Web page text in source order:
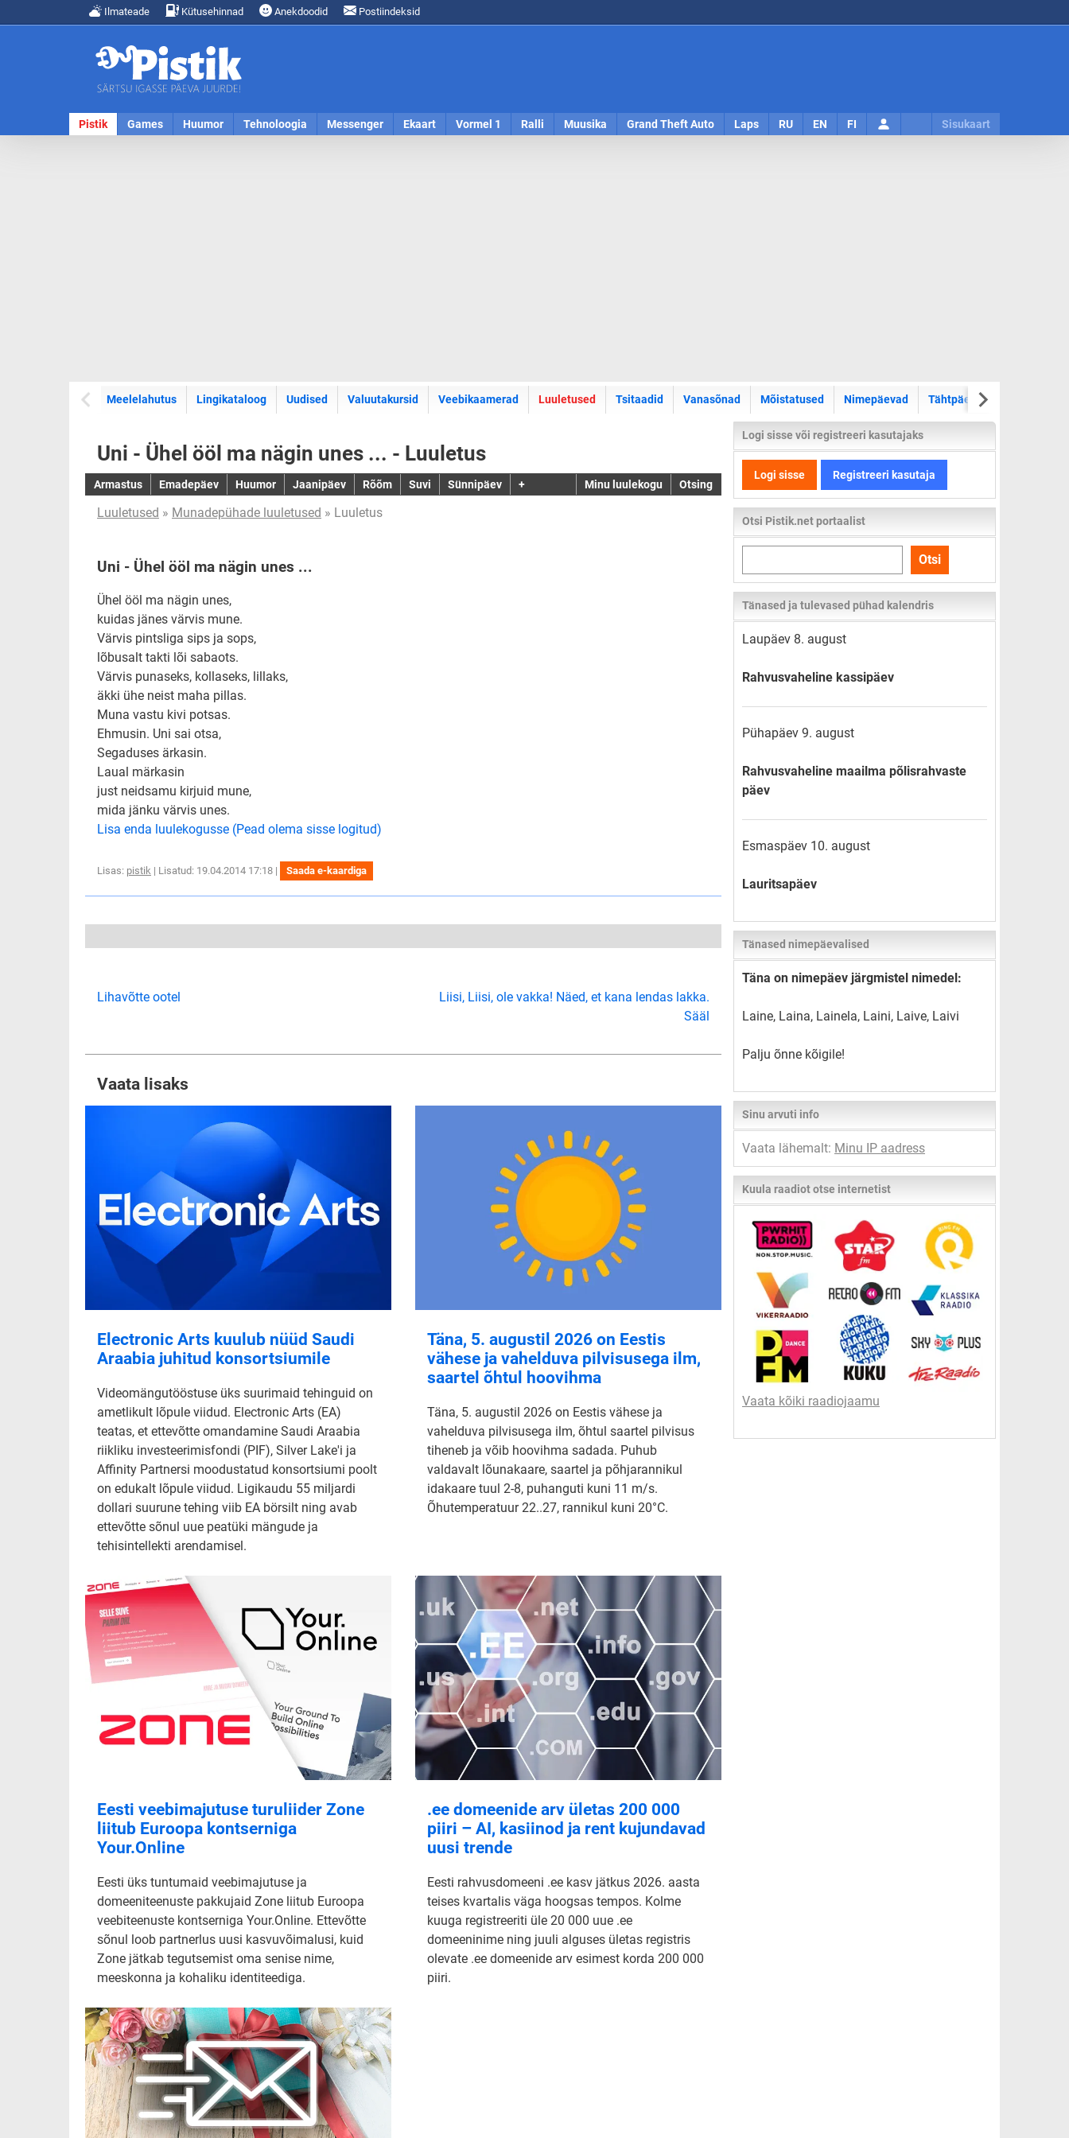
Ilmateade Kütusehinnad Anekdoodid Postiindeksid
Pistik Games Huumor Tehnoloogia Messenger Ekaart Vormel 1 Ralli Muusika Grand Theft Auto Laps RU EN FI Sisukaart
Meelelahutus Lingikataloog Uudised Valuutakursid Veebikaamerad Luuletused Tsitaadid Vanasõnad Mõistatused Nimepäevad Tähtpäevad
Uni - Ühel ööl ma nägin unes ... - Luuletus
Armastus Emadepäev Huumor Jaanipäev Rõõm Suvi Sünnipäev + Minu luulekogu Otsing
Luuletused » Munadepühade luuletused » Luuletus
Uni - Ühel ööl ma nägin unes ...
Ühel ööl ma nägin unes,
kuidas jänes värvis mune.
Värvis pintsliga sips ja sops,
lõbusalt takti lõi sabaots.
Värvis punaseks, kollaseks, lillaks,
äkki ühe neist maha pillas.
Muna vastu kivi potsas.
Ehmusin. Uni sai otsa,
Segaduses ärkasin.
Laual märkasin
just neidsamu kirjuid mune,
mida jänku värvis unes.
Lisa enda luulekogusse (Pead olema sisse logitud)
Lisas: pistik | Lisatud: 19.04.2014 17:18 | Saada e-kaardiga
Lihavõtte ootel
Liisi, Liisi, ole vakka! Näed, et kana lendas lakka.
Sääl
Vaata lisaks
Electronic Arts kuulub nüüd Saudi
Araabia juhitud konsortsiumile
Videomängutööstuse üks suurimaid tehinguid on
ametlikult lõpule viidud. Electronic Arts (EA)
teatas, et ettevõtte omandamine Saudi Araabia
riikliku investeerimisfondi (PIF), Silver Lake'i ja
Affinity Partnersi moodustatud konsortsiumi poolt
on edukalt lõpule viidud. Ligikaudu 55 miljardi
dollari suurune tehing viib EA börsilt ning avab
ettevõtte sõnul uue peatüki mängude ja
tehisintellekti arendamisel.
Täna, 5. augustil 2026 on Eestis
vähese ja vahelduva pilvisusega ilm,
saartel õhtul hoovihma
Täna, 5. augustil 2026 on Eestis vähese ja
vahelduva pilvisusega ilm, õhtul saartel pilvisus
tiheneb ja võib hoovihma sadada. Puhub
valdavalt lõunakaare, saartel ja põhjarannikul
idakaare tuul 2-8, puhanguti kuni 11 m/s.
Õhutemperatuur 22..27, rannikul kuni 20°C.
Eesti veebimajutuse turuliider Zone
liitub Euroopa kontserniga
Your.Online
Eesti üks tuntumaid veebimajutuse ja
domeeniteenuste pakkujaid Zone liitub Euroopa
veebiteenuste kontserniga Your.Online. Ettevõtte
sõnul loob partnerlus uusi kasvuvõimalusi, kuid
Zone jätkab tegutsemist oma senise nime,
meeskonna ja kohaliku identiteediga.
.ee domeenide arv ületas 200 000
piiri – AI, kasiinod ja rent kujundavad
uusi trende
Eesti rahvusdomeeni .ee kasv jätkus 2026. aasta
teises kvartalis väga hoogsas tempos. Kolme
kuuga registreeriti üle 20 000 uue .ee
domeeninime ning juuli alguses ületas registris
olevate .ee domeenide arv esimest korda 200 000
piiri.
Logi sisse või registreeri kasutajaks
Logi sisse Registreeri kasutaja
Otsi Pistik.net portaalist
kogu
lehelt
Otsi
Tänased ja tulevased pühad kalendris
Laupäev 8. august
Rahvusvaheline kassipäev
Pühapäev 9. august
Rahvusvaheline maailma põlisrahvaste
päev
Esmaspäev 10. august
Lauritsapäev
Tänased nimepäevalised
Täna on nimepäev järgmistel nimedel:
Laine, Laina, Lainela, Laini, Laive, Laivi
Palju õnne kõigile!
Sinu arvuti info
Vaata lähemalt: Minu IP aadress
Kuula raadiot otse internetist
Vaata kõiki raadiojaamu